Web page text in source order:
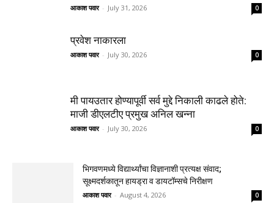
आकाश पवार - July 31, 2026 0
प्रवेश नाकारला
आकाश पवार - July 30, 2026 0
मी पायउतार होण्यापूर्वी सर्व मुद्दे निकाली काढले होते:
माजी डीएलटीए प्रमुख अनिल खन्ना
आकाश पवार - July 30, 2026 0
भिगवणमध्ये विद्यार्थ्यांचा विज्ञानाशी प्रत्यक्ष संवाद;
सूक्ष्मदर्शकातून हायड्रा व डायटॉम्सचे निरीक्षण
आकाश पवार - August 4, 2026 0